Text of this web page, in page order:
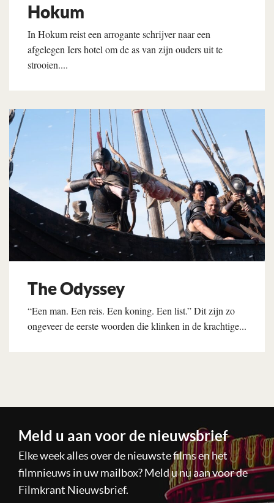
Hokum
In Hokum reist een arrogante schrijver naar een
afgelegen Iers hotel om de as van zijn ouders uit te
strooien....
Lees verder
The Odyssey
“Een man. Een reis. Een koning. Een list.” Dit zijn zo
ongeveer de eerste woorden die klinken in de krachtige...
Meld u aan voor de nieuwsbrief
Elke week alles over de nieuwste films en het
filmnieuws in uw mailbox? Meld u nu aan voor de
Filmkrant Nieuwsbrief.